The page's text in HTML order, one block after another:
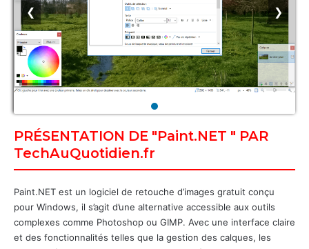
❮ ❯
PRÉSENTATION DE "Paint.NET " PAR
TechAuQuotidien.fr
Paint.NET est un logiciel de retouche d’images gratuit conçu
pour Windows, il s’agit d’une alternative accessible aux outils
complexes comme Photoshop ou GIMP. Avec une interface claire
et des fonctionnalités telles que la gestion des calques, les